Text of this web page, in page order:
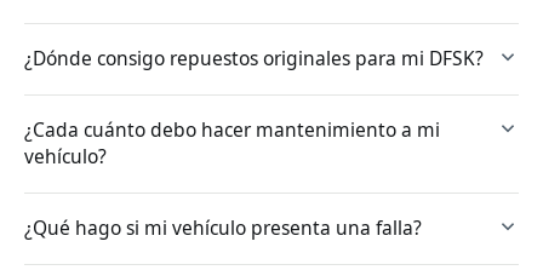
¿Dónde consigo repuestos originales para mi DFSK?
¿Cada cuánto debo hacer mantenimiento a mi
vehículo?
¿Qué hago si mi vehículo presenta una falla?